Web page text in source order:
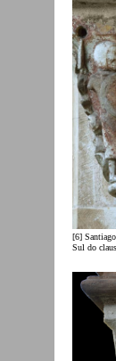
[6]
Sul do